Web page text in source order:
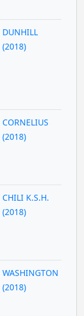
DUNHILL
(2018)
CORNELIUS
(2018)
CHILI K.S.H.
(2018)
WASHINGTON
(2018)